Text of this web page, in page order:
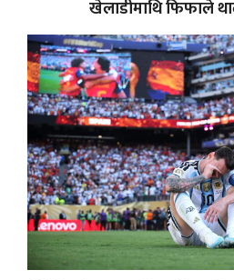
खेलाडीमाथि फिफाले